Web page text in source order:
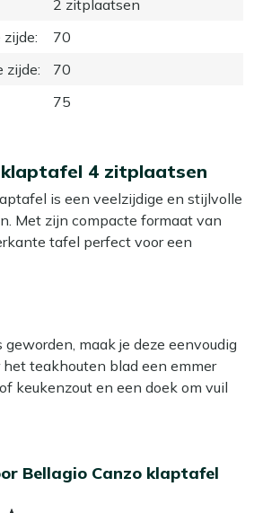
2 zitplaatsen
zijde:
70
zijde:
70
75
klaptafel 4 zitplaatsen
is een veelzijdige en stijlvolle
Met zijn compacte formaat van
tafel perfect voor een
natuurlijke en warme
basis. Deze klaptafel is
en op te bergen, ideaal voor als
Geniet van lange zomerdagen in
en sfeervolle tafel. Wie zegt
dineren in je eigen achtertuin?
maak je deze eenvoudig
het teakhouten blad een emmer
keukenzout en een doek om vuil
aan om je tuintafel minstens
het beste resultaat gebruik je dan
Hardhout reiniger. Let op: gebruik
Bellagio Canzo klaptafel